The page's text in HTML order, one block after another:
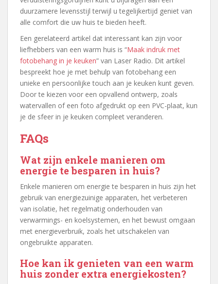
duurzamere levensstijl terwijl u tegelijkertijd geniet van
alle comfort die uw huis te bieden heeft.
Een gerelateerd artikel dat interessant kan zijn voor
liefhebbers van een warm huis is “Maak indruk met
fotobehang in je keuken” van Laser Radio. Dit artikel
bespreekt hoe je met behulp van fotobehang een
unieke en persoonlijke touch aan je keuken kunt geven.
Door te kiezen voor een opvallend ontwerp, zoals
watervallen of een foto afgedrukt op een PVC-plaat, kun
je de sfeer in je keuken compleet veranderen.
FAQs
Wat zijn enkele manieren om
energie te besparen in huis?
Enkele manieren om energie te besparen in huis zijn het
gebruik van energiezuinige apparaten, het verbeteren
van isolatie, het regelmatig onderhouden van
verwarmings- en koelsystemen, en het bewust omgaan
met energieverbruik, zoals het uitschakelen van
ongebruikte apparaten.
Hoe kan ik genieten van een warm
huis zonder extra energiekosten?